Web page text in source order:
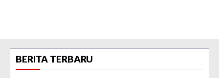
BERITA TERBARU